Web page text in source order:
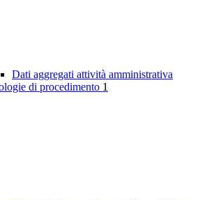
Dati aggregati attività amministrativa
di procedimento 1